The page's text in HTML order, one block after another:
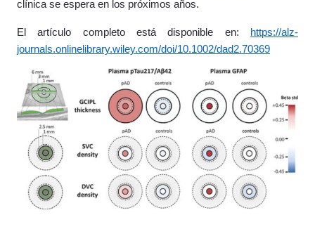
clínica se espera en los próximos años.
El artículo completo está disponible en:
https://alz-
journals.onlinelibrary.wiley.com/doi/10.1002/dad2.70369